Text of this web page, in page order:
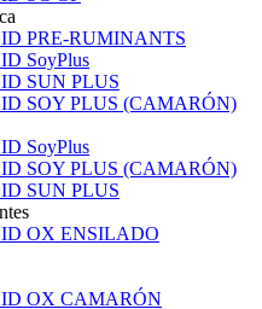
PRE-RUMINANTS
SoyPlus
SUN PLUS
SOY PLUS (CAMARÓN)
SoyPlus
SOY PLUS (CAMARÓN)
SUN PLUS
OX ENSILADO
OX CAMARÓN